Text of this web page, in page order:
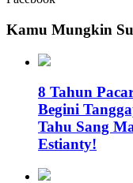
Kamu Mungkin
8 Tahun
Begini
Tahu Sang
Estianty!